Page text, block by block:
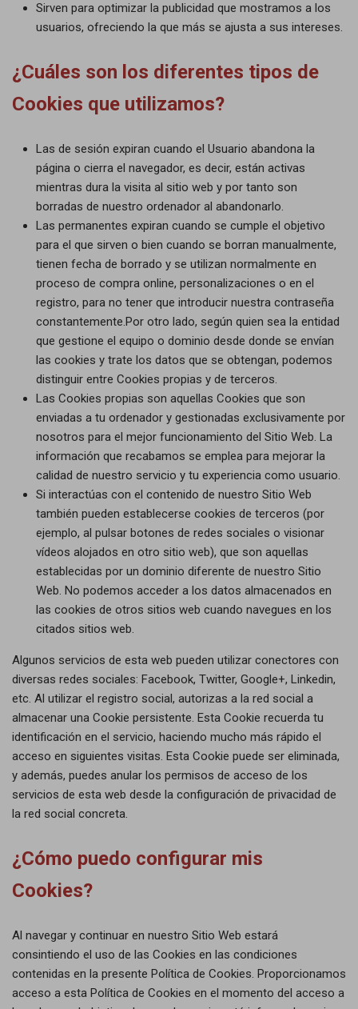
Sirven para optimizar la publicidad que mostramos a los
usuarios, ofreciendo la que más se ajusta a sus intereses.
¿Cuáles son los diferentes tipos de
Cookies que utilizamos?
Las de sesión expiran cuando el Usuario abandona la
página o cierra el navegador, es decir, están activas
mientras dura la visita al sitio web y por tanto son
borradas de nuestro ordenador al abandonarlo.
Las permanentes expiran cuando se cumple el objetivo
para el que sirven o bien cuando se borran manualmente,
tienen fecha de borrado y se utilizan normalmente en
proceso de compra online, personalizaciones o en el
registro, para no tener que introducir nuestra contraseña
constantemente.Por otro lado, según quien sea la entidad
que gestione el equipo o dominio desde donde se envían
las cookies y trate los datos que se obtengan, podemos
distinguir entre Cookies propias y de terceros.
Las Cookies propias son aquellas Cookies que son
enviadas a tu ordenador y gestionadas exclusivamente por
nosotros para el mejor funcionamiento del Sitio Web. La
información que recabamos se emplea para mejorar la
calidad de nuestro servicio y tu experiencia como usuario.
Si interactúas con el contenido de nuestro Sitio Web
también pueden establecerse cookies de terceros (por
ejemplo, al pulsar botones de redes sociales o visionar
vídeos alojados en otro sitio web), que son aquellas
establecidas por un dominio diferente de nuestro Sitio
Web. No podemos acceder a los datos almacenados en
las cookies de otros sitios web cuando navegues en los
citados sitios web.
Algunos servicios de esta web pueden utilizar conectores con
diversas redes sociales: Facebook, Twitter, Google+, Linkedin,
etc. Al utilizar el registro social, autorizas a la red social a
almacenar una Cookie persistente. Esta Cookie recuerda tu
identificación en el servicio, haciendo mucho más rápido el
acceso en siguientes visitas. Esta Cookie puede ser eliminada,
y además, puedes anular los permisos de acceso de los
servicios de esta web desde la configuración de privacidad de
la red social concreta.
¿Cómo puedo configurar mis
Cookies?
Al navegar y continuar en nuestro Sitio Web estará
consintiendo el uso de las Cookies en las condiciones
contenidas en la presente Política de Cookies. Proporcionamos
acceso a esta Política de Cookies en el momento del acceso a